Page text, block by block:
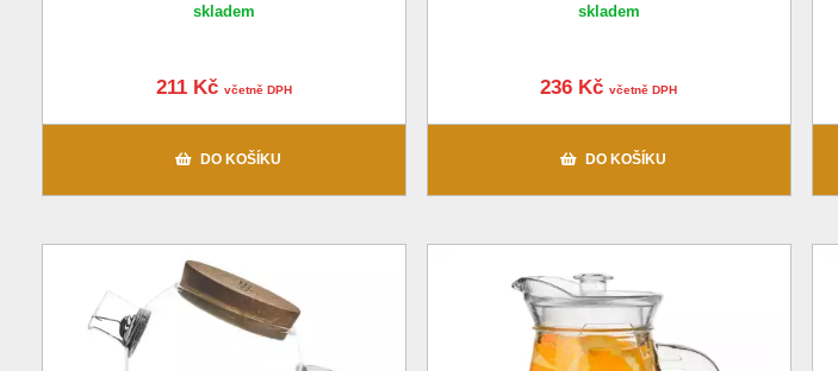
skladem
211 Kč včetně DPH
DO KOŠÍKU
skladem
236 Kčvčetně DPH
DO KOŠÍKU